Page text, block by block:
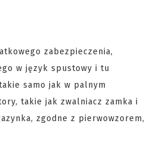
zabezpieczenia,
w język spustowy i tu
samo jak w palnym
takie jak zwalniacz zamka i
zgodne z pierwowzorem,